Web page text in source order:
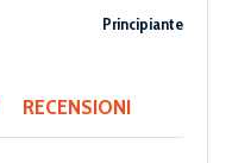
RECENSIONI
Principiante